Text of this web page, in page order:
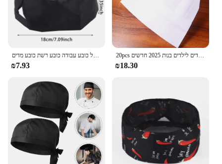
כובע מסעדת שף כובע מסעדה אופה בישול כובע נשים נשים גברים שירות אוכל כובע עבודה כובע רשת כובע מדים
₪7.93
20pcs ילדים שף חד פעמיים ילדים רתדות אוכל קייטרינג כובע בישול כובע מסעדה מטבח ילדים לילדים בנות 2025 חדשים
₪18.30